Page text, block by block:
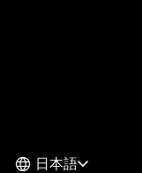
日本語